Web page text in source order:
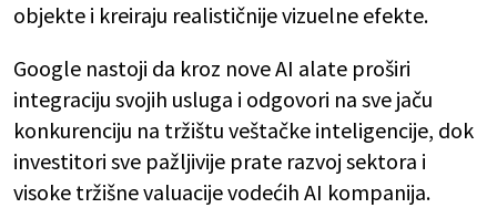
objekte i kreiraju realističnije vizuelne efekte.
Google nastoji da kroz nove AI alate proširi
integraciju svojih usluga i odgovori na sve jaču
konkurenciju na tržištu veštačke inteligencije, dok
investitori sve pažljivije prate razvoj sektora i
visoke tržišne valuacije vodećih AI kompanija.